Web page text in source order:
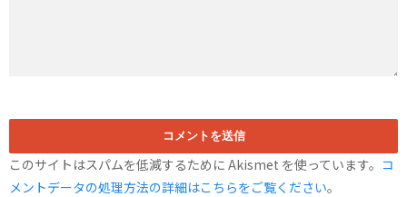
このサイトはスパムを低減するために Akismet を使っています。 コ
メントデータの処理方法の詳細はこちらをご覧ください。